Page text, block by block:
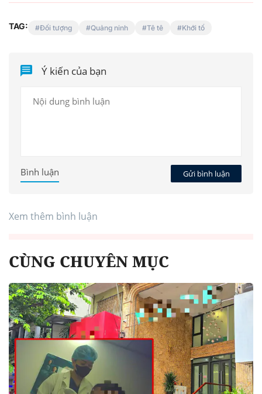
TAG: Đối tượng Quảng ninh Tê tê Khới tố
Ý kiến của bạn
Gửi bình luận
Bình luận
Xem thêm bình luận
CÙNG CHUYÊN MỤC